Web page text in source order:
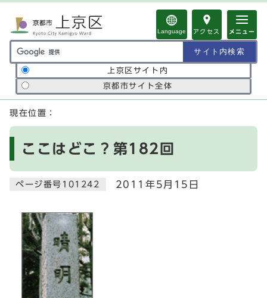
Language アクセス メニュー
サイト内検索の範囲
上京区サイト内
京都市サイト全体
ここから本文です
現在位置：
ここはどこ？第182回
ページ番号101242 2011年5月15日